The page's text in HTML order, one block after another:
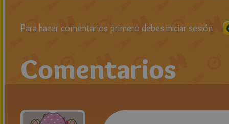
Para hacer comentarios primero debes iniciar sesión
Comentarios